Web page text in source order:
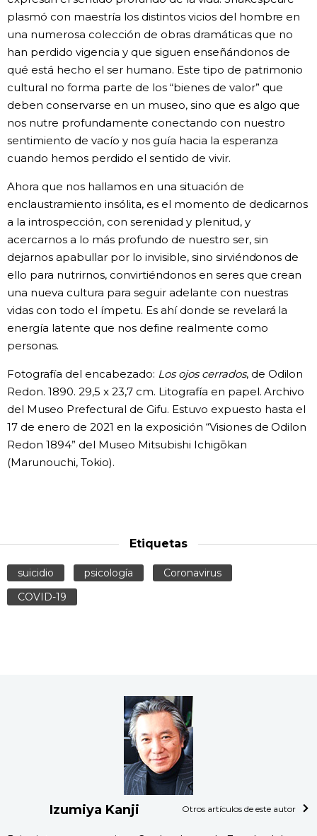
plasmó con maestría los distintos vicios del hombre en
una numerosa colección de obras dramáticas que no
han perdido vigencia y que siguen enseñándonos de
qué está hecho el ser humano. Este tipo de patrimonio
cultural no forma parte de los “bienes de valor” que
deben conservarse en un museo, sino que es algo que
nos nutre profundamente conectando con nuestro
sentimiento de vacío y nos guía hacia la esperanza
cuando hemos perdido el sentido de vivir.
Ahora que nos hallamos en una situación de
enclaustramiento insólita, es el momento de dedicarnos
a la introspección, con serenidad y plenitud, y
acercarnos a lo más profundo de nuestro ser, sin
dejarnos apabullar por lo invisible, sino sirviéndonos de
ello para nutrirnos, convirtiéndonos en seres que crean
una nueva cultura para seguir adelante con nuestras
vidas con todo el ímpetu. Es ahí donde se revelará la
energía latente que nos define realmente como
personas.
Fotografía del encabezado: Los ojos cerrados, de Odilon
Redon. 1890. 29,5 x 23,7 cm. Litografía en papel. Archivo
del Museo Prefectural de Gifu. Estuvo expuesto hasta el
17 de enero de 2021 en la exposición “Visiones de Odilon
Redon 1894” del Museo Mitsubishi Ichigōkan
(Marunouchi, Tokio).
Etiquetas
suicidio psicología
Coronavirus
COVID-19
Izumiya Kanji Otros artículos de este autor